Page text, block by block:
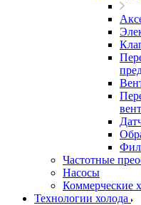
Частотные
Насосы
Коммерческие
Технологии холода